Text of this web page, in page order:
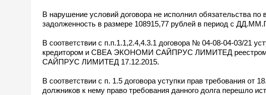
В нарушение условий договора не исполнил обязательства по
задолженность в размере 108915,77 рублей в период с
В соответствии с п.п.1.1,2.4,4.3.1 договора № 04-08-04-03/21
кредитором и СВЕА ЭКОНОМИ САЙПРУС ЛИМИТЕД реестром
САЙПРУС ЛИМИТЕД 17.12.2015.
В соответствии с п. 1.5 договора уступки прав
должников к нему право требования данного долга перешло